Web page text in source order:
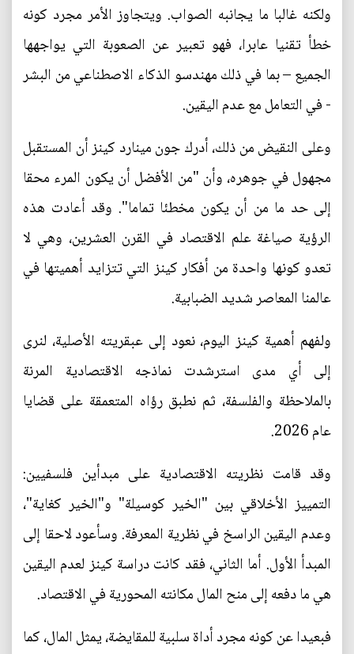
ولكنه غالبا ما يجانبه الصواب. ويتجاوز الأمر مجرد كونه
خطأ تقنيا عابرا، فهو تعبير عن الصعوبة التي يواجهها
الجميع – بما في ذلك مهندسو الذكاء الاصطناعي من البشر
- في التعامل مع عدم اليقين.
وعلى النقيض من ذلك، أدرك جون مينارد كينز أن المستقبل
مجهول في جوهره، وأن "من الأفضل أن يكون المرء محقا
إلى حد ما من أن يكون مخطئا تماما". وقد أعادت هذه
الرؤية صياغة علم الاقتصاد في القرن العشرين، وهي لا
تعدو كونها واحدة من أفكار كينز التي تتزايد أهميتها في
عالمنا المعاصر شديد الضبابية.
ولفهم أهمية كينز اليوم، نعود إلى عبقريته الأصلية، لنرى
إلى أي مدى استرشدت نماذجه الاقتصادية المرنة
بالملاحظة والفلسفة، ثم نطبق رؤاه المتعمقة على قضايا
عام 2026.
وقد قامت نظريته الاقتصادية على مبدأين فلسفيين:
التمييز الأخلاقي بين "الخير كوسيلة" و"الخير كغاية"،
وعدم اليقين الراسخ في نظرية المعرفة. وسأعود لاحقا إلى
المبدأ الأول. أما الثاني، فقد كانت دراسة كينز لعدم اليقين
هي ما دفعه إلى منح المال مكانته المحورية في الاقتصاد.
فبعيدا عن كونه مجرد أداة سلبية للمقايضة، يمثل المال، كما